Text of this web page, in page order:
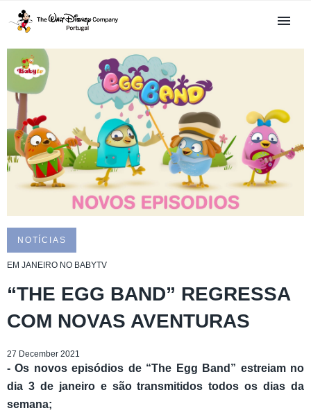
NOTÍCIAS
EM JANEIRO NO BABYTV
“THE EGG BAND” REGRESSA
COM NOVAS AVENTURAS
27 December 2021
- Os novos episódios de “The Egg Band” estreiam no
dia 3 de janeiro e são transmitidos todos os dias da
semana;